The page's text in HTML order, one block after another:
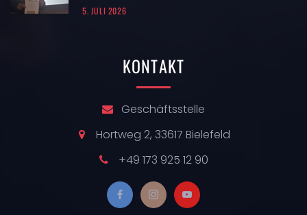
5. JULI 2026
KONTAKT
Geschäftsstelle
Hortweg 2, 33617 Bielefeld
+49 173 925 12 90